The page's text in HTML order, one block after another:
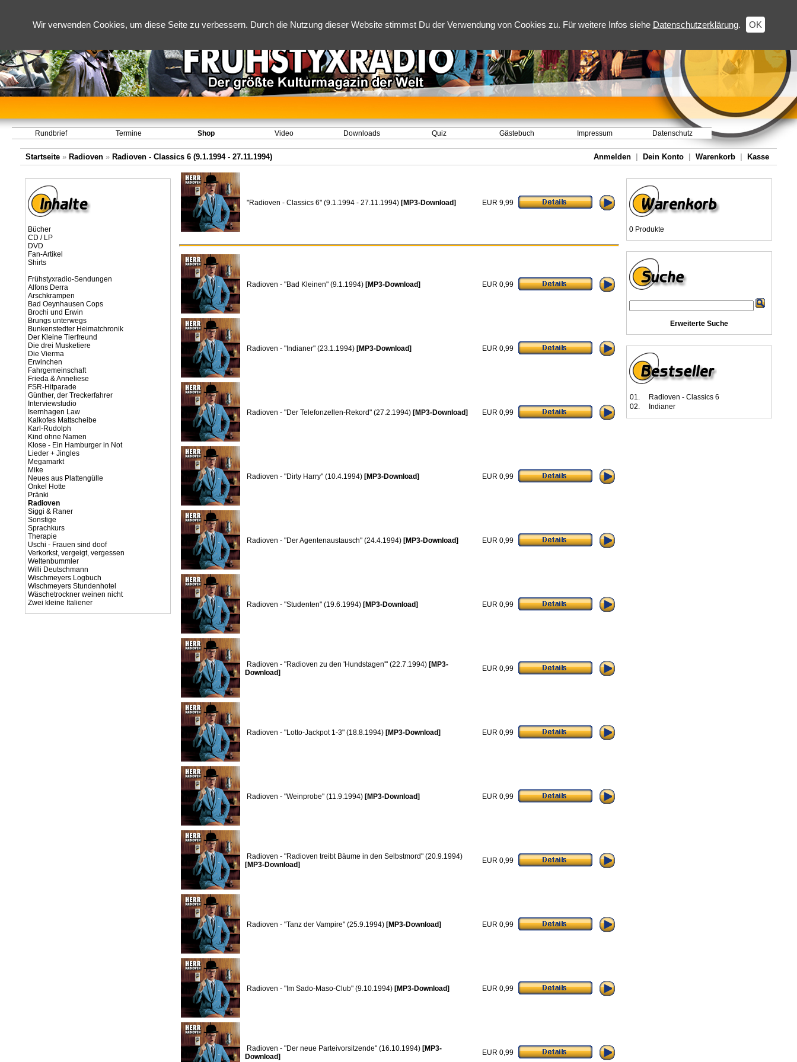
Wir verwenden Cookies, um diese Seite zu verbessern. Durch die Nutzung dieser Website stimmst Du der Verwendung von Cookies zu. Für weitere Infos siehe Datenschutzerklärung. OK
Rundbrief Termine Shop Video Downloads Quiz Gästebuch Impressum Datenschutz
Startseite » Radioven » Radioven - Classics 6 (9.1.1994 - 27.11.1994) Anmelden Dein Konto Warenkorb Kasse
Bücher
CD / LP
DVD
Fan-Artikel
Shirts
Frühstyxradio-Sendungen
Alfons Derra
Arschkrampen
Bad Oeynhausen Cops
Brochi und Erwin
Brungs unterwegs
Bunkenstedter Heimatchronik
Der Kleine Tierfreund
Die drei Musketiere
Die Vierma
Erwinchen
Fahrgemeinschaft
Frieda & Anneliese
FSR-Hitparade
Günther, der Treckerfahrer
Interviewstudio
Isernhagen Law
Kalkofes Mattscheibe
Karl-Rudolph
Kind ohne Namen
Klose - Ein Hamburger in Not
Lieder + Jingles
Megamarkt
Mike
Neues aus Plattengülle
Onkel Hotte
Pränki
Radioven
Siggi & Raner
Sonstige
Sprachkurs
Therapie
Uschi - Frauen sind doof
Verkorkst, vergeigt, vergessen
Weltenbummler
Willi Deutschmann
Wischmeyers Logbuch
Wischmeyers Stundenhotel
Wäschetrockner weinen nicht
Zwei kleine Italiener
"Radioven - Classics 6" (9.1.1994 - 27.11.1994) [MP3-Download] EUR 9,99
Radioven - "Bad Kleinen" (9.1.1994) [MP3-Download] EUR 0,99
Radioven - "Indianer" (23.1.1994) [MP3-Download] EUR 0,99
Radioven - "Der Telefonzellen-Rekord" (27.2.1994) [MP3-Download] EUR 0,99
Radioven - "Dirty Harry" (10.4.1994) [MP3-Download] EUR 0,99
Radioven - "Der Agentenaustausch" (24.4.1994) [MP3-Download] EUR 0,99
Radioven - "Studenten" (19.6.1994) [MP3-Download] EUR 0,99
Radioven - "Radioven zu den 'Hundstagen'" (22.7.1994) [MP3-
Download]
EUR 0,99
Radioven - "Lotto-Jackpot 1-3" (18.8.1994) [MP3-Download] EUR 0,99
Radioven - "Weinprobe" (11.9.1994) [MP3-Download] EUR 0,99
Radioven - "Radioven treibt Bäume in den Selbstmord" (20.9.1994)
[MP3-Download]
EUR 0,99
Radioven - "Tanz der Vampire" (25.9.1994) [MP3-Download] EUR 0,99
Radioven - "Im Sado-Maso-Club" (9.10.1994) [MP3-Download] EUR 0,99
Radioven - "Der neue Parteivorsitzende" (16.10.1994) [MP3-
Download]
EUR 0,99
0 Produkte
Erweiterte Suche
01.
Radioven - Classics 6
02.
Indianer